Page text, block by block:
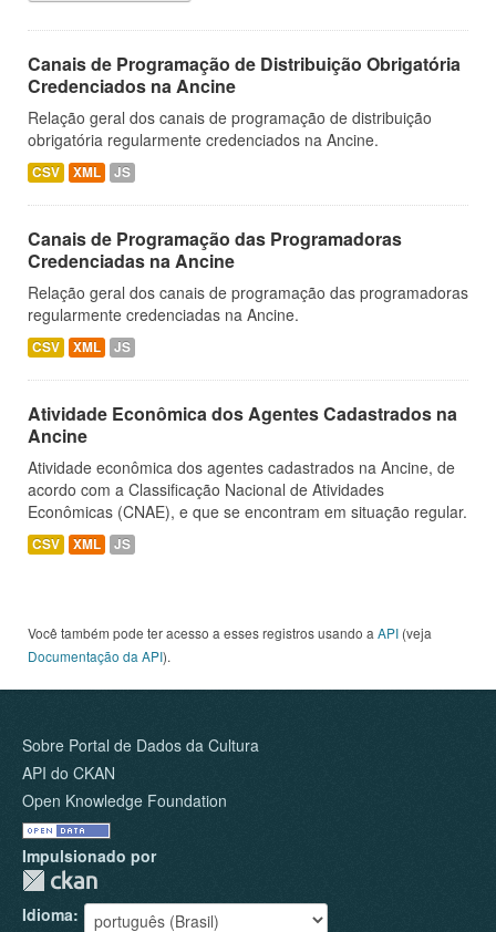
Canais de Programação de Distribuição Obrigatória
Credenciados na Ancine
Relação geral dos canais de programação de distribuição
obrigatória regularmente credenciados na Ancine.
CSV XML JS
Canais de Programação das Programadoras
Credenciadas na Ancine
Relação geral dos canais de programação das programadoras
regularmente credenciadas na Ancine.
CSV XML JS
Atividade Econômica dos Agentes Cadastrados na
Ancine
Atividade econômica dos agentes cadastrados na Ancine, de
acordo com a Classificação Nacional de Atividades
Econômicas (CNAE), e que se encontram em situação regular.
CSV XML JS
Você também pode ter acesso a esses registros usando a API (veja
Documentação da API).
Sobre Portal de Dados da Cultura
API do CKAN
Open Knowledge Foundation
Impulsionado por
Idioma